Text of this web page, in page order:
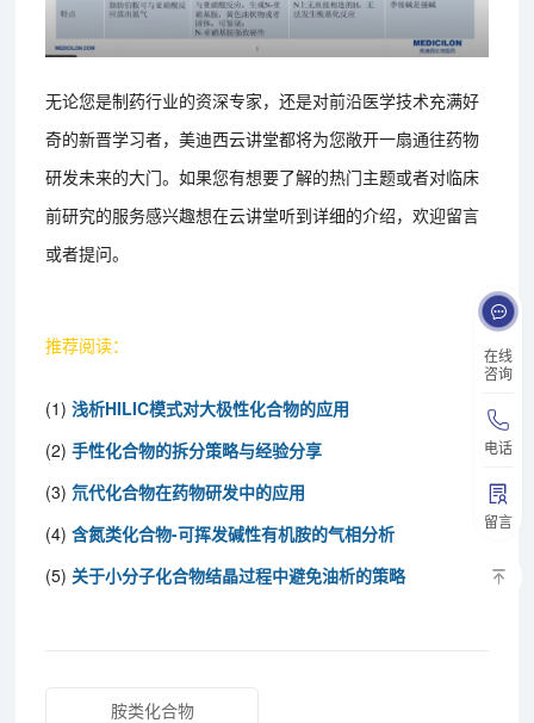
在线
咨询
电话
留言
无论您是制药行业的资深专家，还是对前沿医学技术充满好
奇的新晋学习者，美迪西云讲堂都将为您敞开一扇通往药物
研发未来的大门。如果您有想要了解的热门主题或者对临床
前研究的服务感兴趣想在云讲堂听到详细的介绍，欢迎留言
或者提问。
推荐阅读：
(1)浅析HILIC模式对大极性化合物的应用
(2)手性化合物的拆分策略与经验分享
(3)氘代化合物在药物研发中的应用
(4)含氮类化合物-可挥发碱性有机胺的气相分析
(5) 关于小分子化合物结晶过程中避免油析的策略
胺类化合物